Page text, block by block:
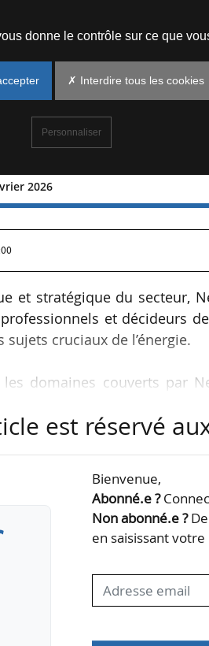
2026
en février
et stratégique du secteur,
et décideurs
cruciaux de l’énergie.
domaines couverts par
est réservé
Bienvenue,
Abonné.e ?
Non abonné.e ?
en saisissant votre
donne le contrôle sur ce que
✗ Interdire tous les cookies
Personnaliser